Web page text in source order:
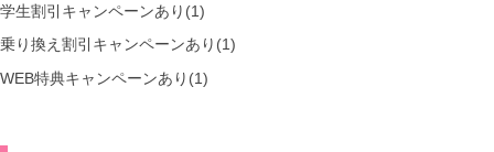
学生割引キャンペーンあり(1)
乗り換え割引キャンペーンあり(1)
WEB特典キャンペーンあり(1)